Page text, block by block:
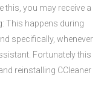
this, you may receive a
This happens during
specifically, whenever
Fortunately this
reinstalling CCleaner